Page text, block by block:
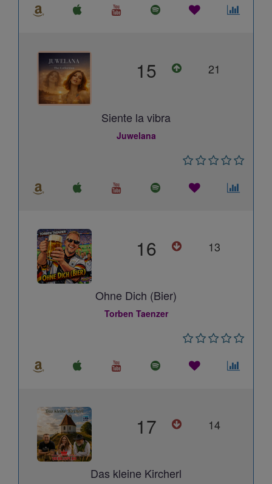
15 21
Siente la vibra
Juwelana
16 13
Ohne Dich (Bier)
Torben Taenzer
17 14
Das kleine Kircherl